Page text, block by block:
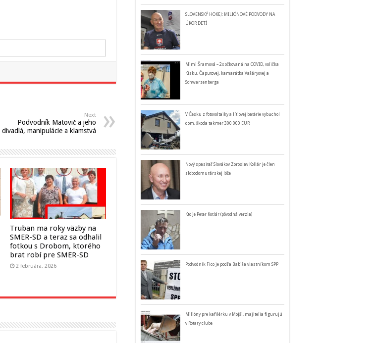
Next
Podvodník Matovič a jeho
divadlá, manipulácie a klamstvá
Truban ma roky väzby na
SMER-SD a teraz sa odhalil
fotkou s Drobom, ktorého
brat robí pre SMER-SD
2 februára, 2026
SLOVENSKÝ HOKEJ: MILIÓNOVÉ PODVODY NA
ÚKOR DETÍ
Mimi Šramová – 2x očkovaná na COVID, volička
Kisku, Čaputovej, kamarátka Vašáryovej a
Schwarzenberga
V Česku z fotovoltaiky a lítiovej batérie vybuchol
dom, škoda takmer 300 000 EUR
Nový spasiteľ Slovákov Zoroslav Kollár je člen
slobodomurárskej lóže
Kto je Peter Kotlár (pôvodná verzia)
Podvodník Fico je podľa Babiša vlastníkom SPP
Milióny pre kafilérku v Mojši, majitelia figurujú
v Rotary clube